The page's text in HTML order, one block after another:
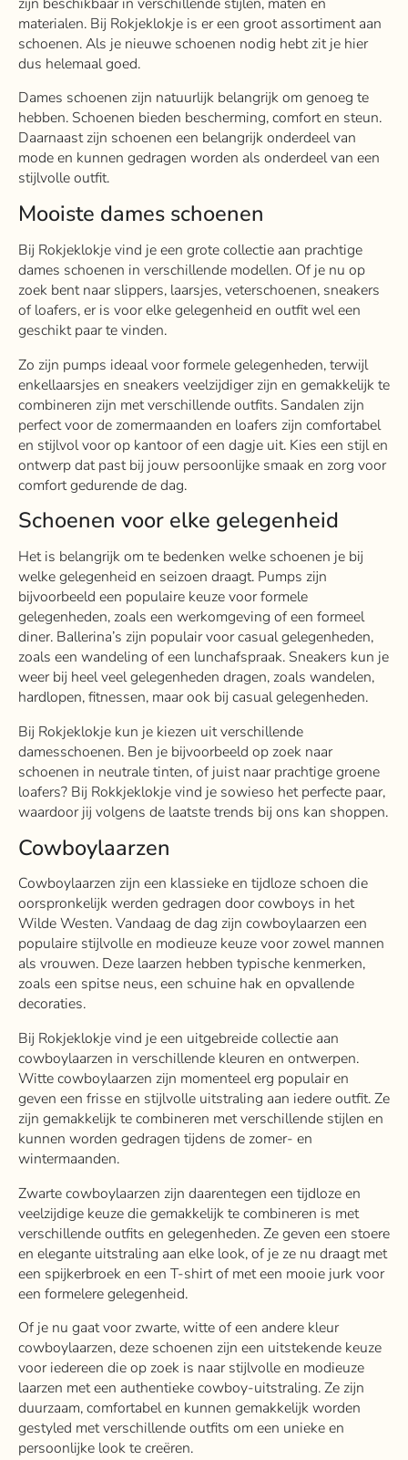
materialen. Bij Rokjeklokje is er een groot assortiment aan
schoenen. Als je nieuwe schoenen nodig hebt zit je hier
dus helemaal goed.
Dames schoenen zijn natuurlijk belangrijk om genoeg te
hebben. Schoenen bieden bescherming, comfort en steun.
Daarnaast zijn schoenen een belangrijk onderdeel van
mode en kunnen gedragen worden als onderdeel van een
stijlvolle outfit.
Mooiste dames schoenen
Bij Rokjeklokje vind je een grote collectie aan prachtige
dames schoenen in verschillende modellen. Of je nu op
zoek bent naar slippers, laarsjes, veterschoenen, sneakers
of loafers, er is voor elke gelegenheid en outfit wel een
geschikt paar te vinden.
Zo zijn pumps ideaal voor formele gelegenheden, terwijl
enkellaarsjes en sneakers veelzijdiger zijn en gemakkelijk te
combineren zijn met verschillende outfits. Sandalen zijn
perfect voor de zomermaanden en loafers zijn comfortabel
en stijlvol voor op kantoor of een dagje uit. Kies een stijl en
ontwerp dat past bij jouw persoonlijke smaak en zorg voor
comfort gedurende de dag.
Schoenen voor elke gelegenheid
Het is belangrijk om te bedenken welke schoenen je bij
welke gelegenheid en seizoen draagt. Pumps zijn
bijvoorbeeld een populaire keuze voor formele
gelegenheden, zoals een werkomgeving of een formeel
diner. Ballerina’s zijn populair voor casual gelegenheden,
zoals een wandeling of een lunchafspraak. Sneakers kun je
weer bij heel veel gelegenheden dragen, zoals wandelen,
hardlopen, fitnessen, maar ook bij casual gelegenheden.
Bij Rokjeklokje kun je kiezen uit verschillende
damesschoenen. Ben je bijvoorbeeld op zoek naar
schoenen in neutrale tinten, of juist naar prachtige groene
loafers? Bij Rokkjeklokje vind je sowieso het perfecte paar,
waardoor jij volgens de laatste trends bij ons kan shoppen.
Cowboylaarzen
Cowboylaarzen zijn een klassieke en tijdloze schoen die
oorspronkelijk werden gedragen door cowboys in het
Wilde Westen. Vandaag de dag zijn cowboylaarzen een
populaire stijlvolle en modieuze keuze voor zowel mannen
als vrouwen. Deze laarzen hebben typische kenmerken,
zoals een spitse neus, een schuine hak en opvallende
decoraties.
Bij Rokjeklokje vind je een uitgebreide collectie aan
cowboylaarzen in verschillende kleuren en ontwerpen.
Witte cowboylaarzen zijn momenteel erg populair en
geven een frisse en stijlvolle uitstraling aan iedere outfit. Ze
zijn gemakkelijk te combineren met verschillende stijlen en
kunnen worden gedragen tijdens de zomer- en
wintermaanden.
Zwarte cowboylaarzen zijn daarentegen een tijdloze en
veelzijdige keuze die gemakkelijk te combineren is met
verschillende outfits en gelegenheden. Ze geven een stoere
en elegante uitstraling aan elke look, of je ze nu draagt met
een spijkerbroek en een T-shirt of met een mooie jurk voor
een formelere gelegenheid.
Of je nu gaat voor zwarte, witte of een andere kleur
cowboylaarzen, deze schoenen zijn een uitstekende keuze
voor iedereen die op zoek is naar stijlvolle en modieuze
laarzen met een authentieke cowboy-uitstraling. Ze zijn
duurzaam, comfortabel en kunnen gemakkelijk worden
gestyled met verschillende outfits om een ​​unieke en
persoonlijke look te creëren.